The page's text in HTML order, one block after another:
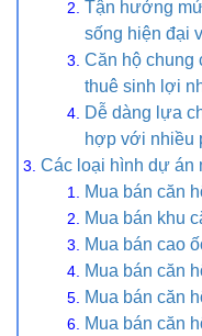
Tận hưởng
sống hiện đại
Căn hộ chung
thuê sinh lợi
Dễ dàng lựa
hợp với nhiều
Các loại hình dự án
Mua bán căn
Mua bán khu
Mua bán cao
Mua bán căn
Mua bán căn
Mua bán căn